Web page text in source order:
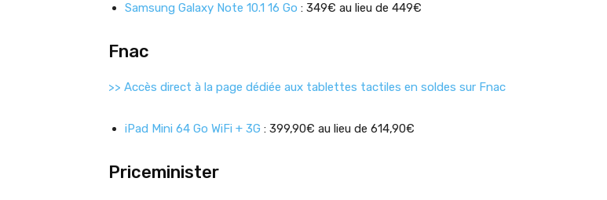
Samsung Galaxy Note 10.1 16 Go : 349€ au lieu de 449€
Fnac
>> Accès direct à la page dédiée aux tablettes tactiles en soldes sur Fnac
iPad Mini 64 Go WiFi + 3G : 399,90€ au lieu de 614,90€
Priceminister